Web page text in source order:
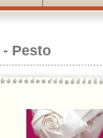
- Pesto